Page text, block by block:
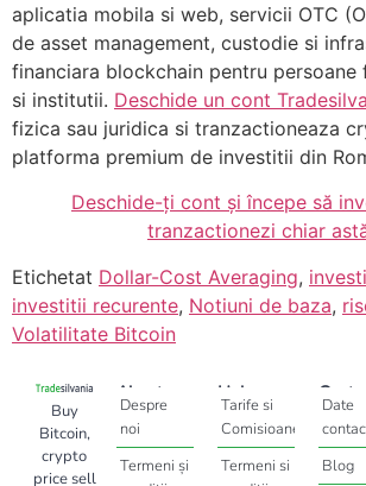
aplicatia mobila si web, servicii OTC
de asset management, custodie si
financiara blockchain pentru persoane
si institutii. Deschide un cont
fizica sau juridica si tranzactioneaza
platforma premium de investitii din
Deschide-ți cont și începe să
tranzactionezi chiar
Etichetat Dollar-Cost Averaging,
investitii recurente, Notiuni de baza,
Volatilitate Bitcoin
Buy
Bitcoin,
crypto
price sell
About
Despre
noi
Termeni și
Help
Tarife si
Comisioane
Termeni si
Date
Blog